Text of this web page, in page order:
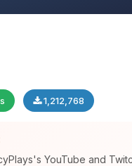
1,212,768
YouTube and